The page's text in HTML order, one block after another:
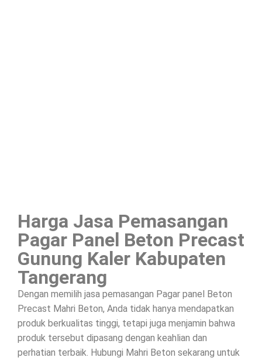
Harga Jasa Pemasangan
Pagar Panel Beton Precast
Gunung Kaler Kabupaten
Tangerang
Dengan memilih jasa pemasangan Pagar panel Beton
Precast Mahri Beton, Anda tidak hanya mendapatkan
produk berkualitas tinggi, tetapi juga menjamin bahwa
produk tersebut dipasang dengan keahlian dan
perhatian terbaik. Hubungi Mahri Beton sekarang untuk